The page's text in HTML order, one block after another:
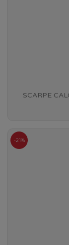
SCARPE
-21%